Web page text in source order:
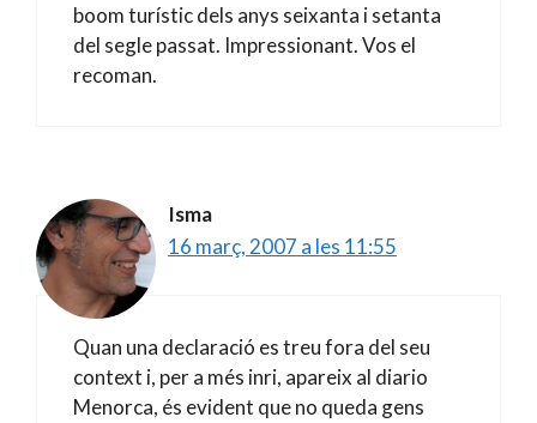
boom turístic dels anys seixanta i setanta
del segle passat. Impressionant. Vos el
recoman.
Isma
16 març, 2007 a les 11:55
Quan una declaració es treu fora del seu
context i, per a més inri, apareix al diario
Menorca, és evident que no queda gens